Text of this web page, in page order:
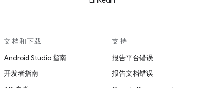
文档和下载
Android Studio 指南
开发者指南
支持
报告平台错误
报告文档错误